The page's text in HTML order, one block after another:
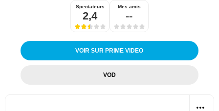
Spectateurs
2,4
Mes amis
--
VOIR SUR PRIME VIDEO
VOD